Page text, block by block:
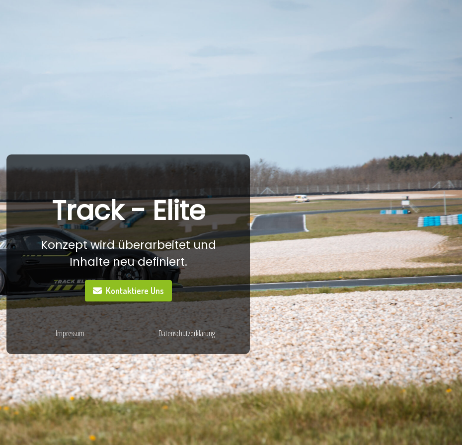
Track - Elite
Konzept wird überarbeitet und
Inhalte neu definiert.
Kontaktiere Uns
Impressum Datenschutzerklärung